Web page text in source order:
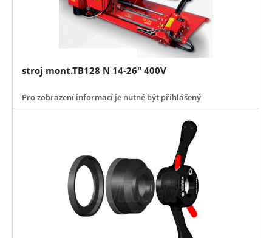
stroj mont.TB128 N 14-26" 400V
Pro zobrazení informací je nutné být přihlášený